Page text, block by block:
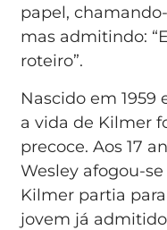
papel,
mas admitindo:
roteiro”.
Nascido em 1959
a vida de Kilmer
precoce. Aos 17
Wesley afogou-
Kilmer partia
jovem já